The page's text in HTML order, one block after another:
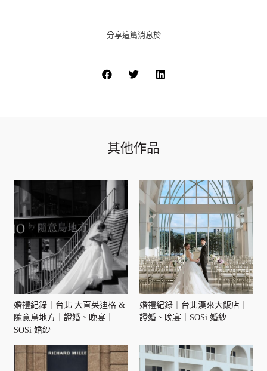
分享這篇消息於
其他作品
婚禮紀錄｜台北 大直英迪格 &
隨意鳥地方｜證婚、晚宴｜
SOSi 婚紗
婚禮紀錄｜台北漢來大飯店｜
證婚、晚宴｜SOSi 婚紗